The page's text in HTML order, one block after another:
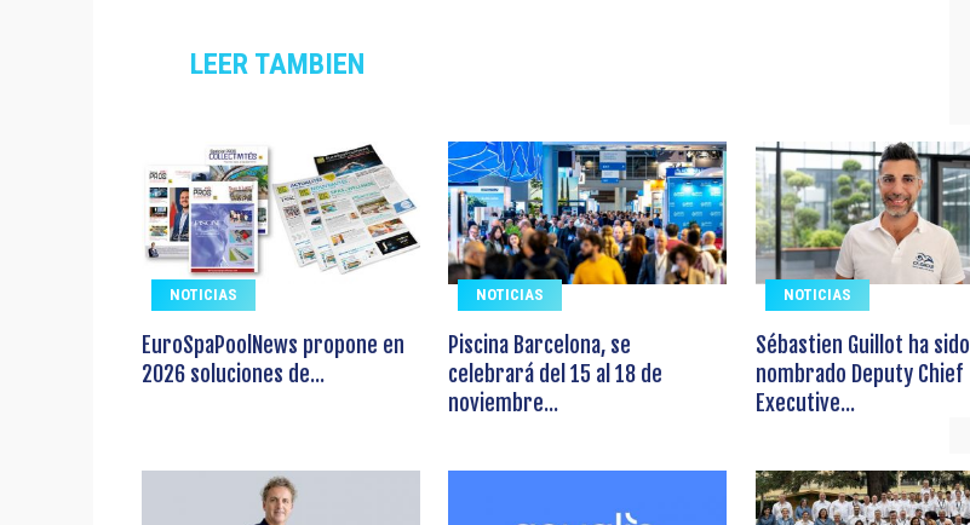
LEER TAMBIEN
NOTICIAS
EuroSpaPoolNews propone en
2026 soluciones de...
NOTICIAS
Piscina Barcelona, se
celebrará del 15 al 18 de
noviembre...
NOTICIAS
Sébastien Guillot ha sido
nombrado Deputy Chief
Executive...